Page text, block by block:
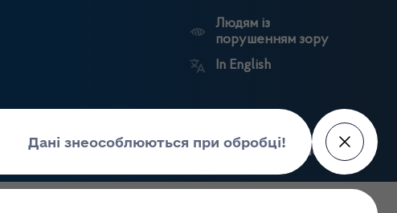
Людям із
порушенням зору
In English
Прес-центр Пошук